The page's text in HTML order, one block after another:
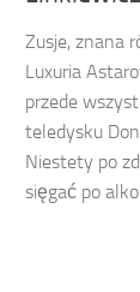
Zusje, znana
Luxuria
przede
teledysku
Niestety po
sięgać po